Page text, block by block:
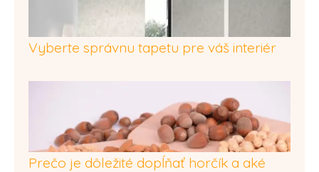
Vyberte správnu tapetu pre váš interiér
Prečo je dôležité dopĺňať horčík a aké